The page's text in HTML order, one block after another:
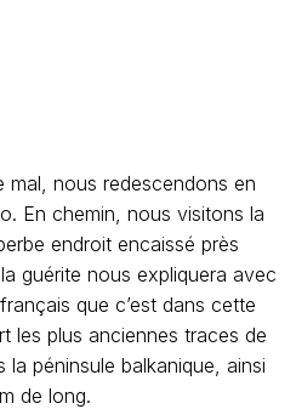
mal, nous redescendons en
En chemin, nous visitons la
endroit encaissé près
la guérite nous expliquera avec
que c’est dans cette
les plus anciennes traces de
la péninsule balkanique, ainsi
de long.